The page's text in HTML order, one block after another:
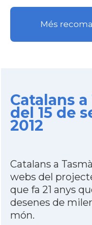
Més
Catalans
del 15 de
2012
Catalans a
webs del
que fa 21 anys
desenes de
món.